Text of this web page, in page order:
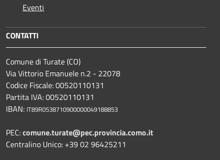
Eventi
CONTATTI
Comune di Turate (CO)
Via Vittorio Emanuele n.2 - 22078
Codice Fiscale: 00520110131
Partita IVA: 00520110131
IBAN: IT89R0538710900000049188853
PEC:comune.turate@pec.provincia.como.it
Centralino Unico: +39 02 96425211